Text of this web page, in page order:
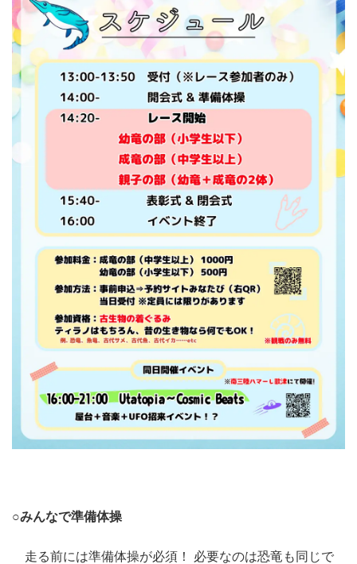
○みんなで準備体操
走る前には準備体操が必須！ 必要なのは恐竜も同じで